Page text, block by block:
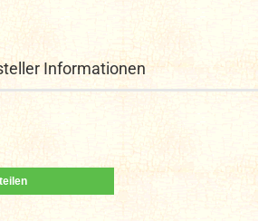
Informationen
teilen